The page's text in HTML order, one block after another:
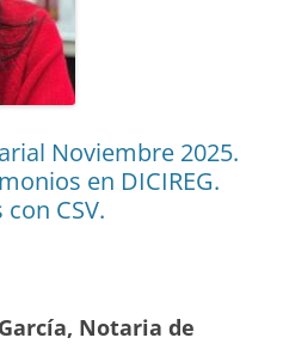
Noviembre 2025.
en DICIREG.
CSV.
Notaria de